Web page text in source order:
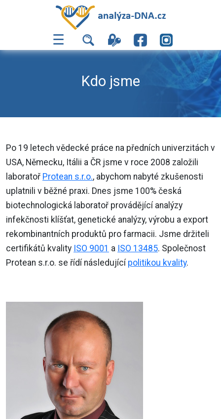
☰
Kdo jsme
Po 19 letech vědecké práce na předních univerzitách v
USA, Německu, Itálii a ČR jsme v roce 2008 založili
laboratoř Protean s.r.o., abychom nabyté zkušenosti
uplatnili v běžné praxi. Dnes jsme 100% česká
biotechnologická laboratoř provádějící analýzy
infekčnosti klíšťat, genetické analýzy, výrobu a export
rekombinantních produktů pro farmacii. Jsme držiteli
certifikátů kvality ISO 9001 a ISO 13485. Společnost
Protean s.r.o. se řídí následující politikou kvality.